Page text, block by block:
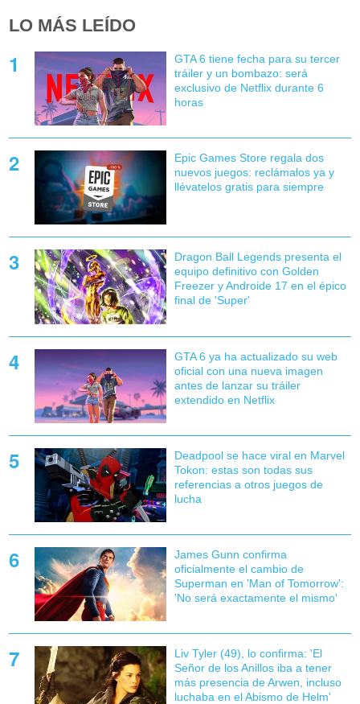
LO MÁS LEÍDO
GTA 6 tiene fecha para su tercer
tráiler y un bombazo: será
exclusivo de Netflix durante 6
horas
Epic Games Store regala dos
nuevos juegos: reclámalos ya y
llévatelos gratis para siempre
Dragon Ball Legends presenta el
equipo definitivo con Golden
Freezer y Androide 17 en el épico
final de 'Super'
GTA 6 ya ha actualizado su web
oficial con una nueva imagen
antes de lanzar su tráiler
extendido en Netflix
Deadpool se hace viral en Marvel
Tokon: estas son todas sus
referencias a otros juegos de
lucha
James Gunn confirma
oficialmente el cambio de
Superman en 'Man of Tomorrow':
'No será exactamente el mismo'
Liv Tyler (49), lo confirma: 'El
Señor de los Anillos iba a tener
más presencia de Arwen, incluso
luchaba en el Abismo de Helm'